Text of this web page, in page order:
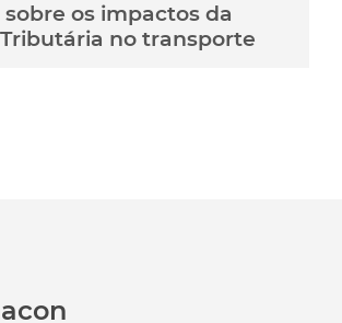
os impactos da
no transporte